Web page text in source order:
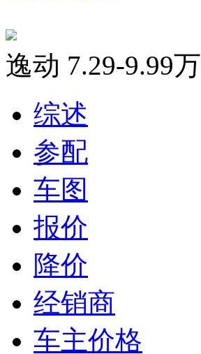
逸动 7.29-9.99万
综述
参配
车图
报价
降价
经销商
车主价格